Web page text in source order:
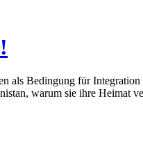
als Bedingung für
warum sie ihre Heimat